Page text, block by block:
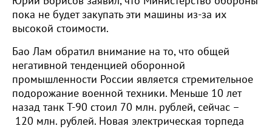
пока не будет закупать эти машины из-за их
высокой стоимости.
Бао Лам обратил внимание на то, что общей
негативной тенденцией оборонной
промышленности России является стремительное
подорожание военной техники. Меньше 10 лет
назад танк Т-90 стоил 70 млн. рублей, сейчас –
120 млн. рублей. Новая электрическая торпеда